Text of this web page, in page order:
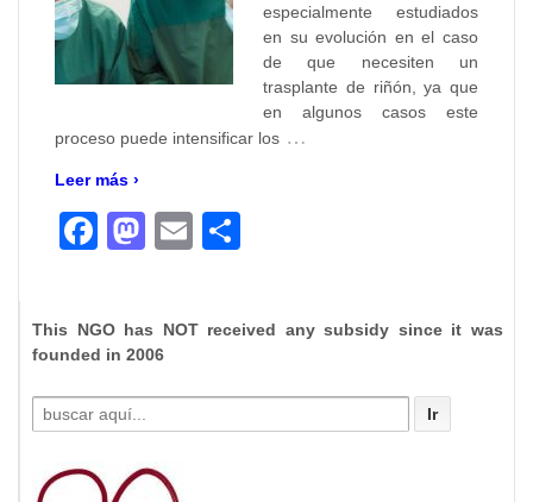
especialmente estudiados
en su evolución en el caso
de que necesiten un
trasplante de riñón, ya que
en algunos casos este
proceso puede intensificar los …
Leer más ›
Facebook
Mastodon
Email
This NGO has NOT received any subsidy since it was
founded in 2006
Buscar
por: